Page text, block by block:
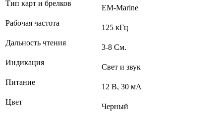
Тип карт и брелков
EM-Marine
Рабочая частота
125 кГц
Дальность чтения
3-8 См.
Индикация
Свет и звук
Питание
12 В, 30 мА
Цвет
Черный